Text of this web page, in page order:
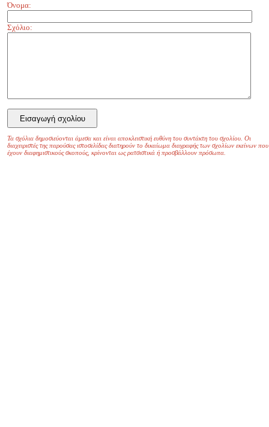
Όνομα:
Σχόλιο:
Τα σχόλια δημοσιεύονται άμεσα και είναι αποκλειστική ευθύνη του συντάκτη του σχολίου. Οι
διαχειριστές της παρούσας ιστοσελίδας διατηρούν το δικαίωμα διαγραφής των σχολίων εκείνων που
έχουν διαφημιστικούς σκοπούς, κρίνονται ως ρατσιστικά ή προσβάλλουν πρόσωπα.